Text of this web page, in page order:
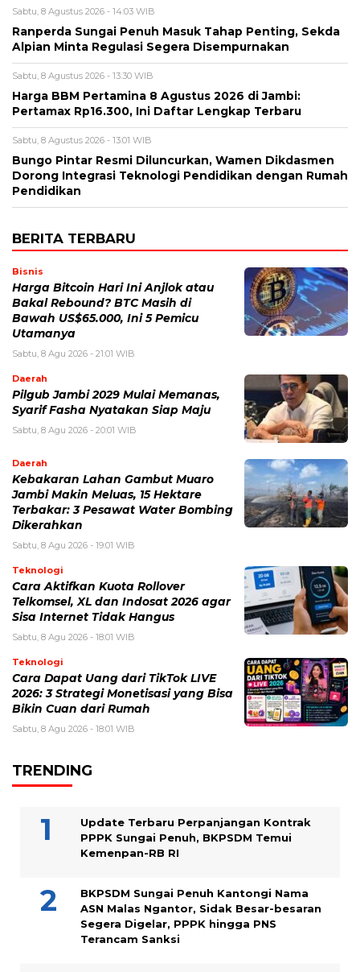
Sabtu, 8 Agustus 2026 - 14:03 WIB
Ranperda Sungai Penuh Masuk Tahap Penting, Sekda
Alpian Minta Regulasi Segera Disempurnakan
Sabtu, 8 Agustus 2026 - 13:30 WIB
Harga BBM Pertamina 8 Agustus 2026 di Jambi:
Pertamax Rp16.300, Ini Daftar Lengkap Terbaru
Sabtu, 8 Agustus 2026 - 13:01 WIB
Bungo Pintar Resmi Diluncurkan, Wamen Dikdasmen
Dorong Integrasi Teknologi Pendidikan dengan Rumah
Pendidikan
BERITA TERBARU
Bisnis
Harga Bitcoin Hari Ini Anjlok atau
Bakal Rebound? BTC Masih di
Bawah US$65.000, Ini 5 Pemicu
Utamanya
Sabtu, 8 Agu 2026 - 21:01 WIB
Daerah
Pilgub Jambi 2029 Mulai Memanas,
Syarif Fasha Nyatakan Siap Maju
Sabtu, 8 Agu 2026 - 20:01 WIB
Daerah
Kebakaran Lahan Gambut Muaro
Jambi Makin Meluas, 15 Hektare
Terbakar: 3 Pesawat Water Bombing
Dikerahkan
Sabtu, 8 Agu 2026 - 19:01 WIB
Teknologi
Cara Aktifkan Kuota Rollover
Telkomsel, XL dan Indosat 2026 agar
Sisa Internet Tidak Hangus
Sabtu, 8 Agu 2026 - 18:01 WIB
Teknologi
Cara Dapat Uang dari TikTok LIVE
2026: 3 Strategi Monetisasi yang Bisa
Bikin Cuan dari Rumah
Sabtu, 8 Agu 2026 - 18:01 WIB
TRENDING
Update Terbaru Perpanjangan Kontrak
PPPK Sungai Penuh, BKPSDM Temui
Kemenpan-RB RI
BKPSDM Sungai Penuh Kantongi Nama
ASN Malas Ngantor, Sidak Besar-besaran
Segera Digelar, PPPK hingga PNS
Terancam Sanksi